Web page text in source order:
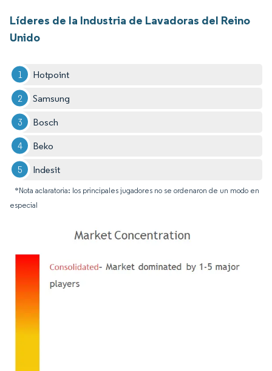
Líderes de la Industria de Lavadoras del Reino
Unido
Hotpoint
Samsung
Bosch
Beko
Indesit
*Nota aclaratoria: los principales jugadores no se ordenaron de un modo en
especial